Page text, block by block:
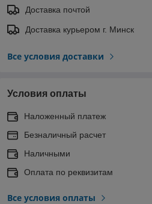
Доставка почтой
Доставка курьером г. Минск
Все условия доставки
Условия оплаты
Наложенный платеж
Безналичный расчет
Наличными
Оплата по реквизитам
Все условия оплаты